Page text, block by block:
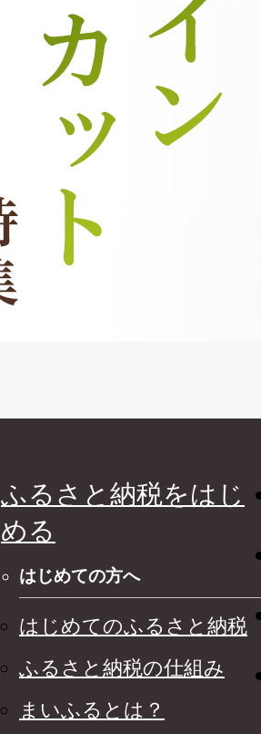
ふるさと納税をはじ
める
はじめての方へ
はじめてのふるさと納税
ふるさと納税の仕組み
まいふるとは？